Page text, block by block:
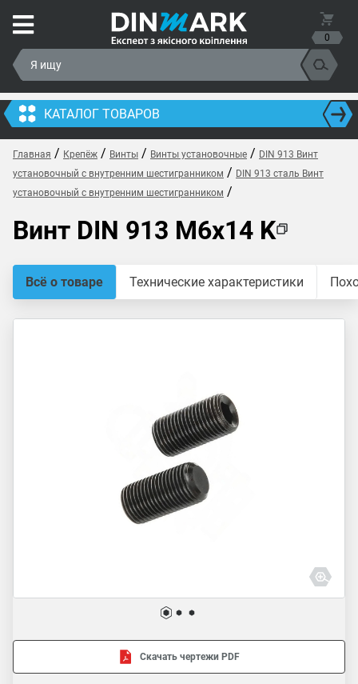
0
КАТАЛОГ ТОВАРОВ
Главная / Крепёж / Винты / Винты установочные / DIN 913 Винт
установочный с внутренним шестигранником / DIN 913 сталь Винт
установочный с внутренним шестигранником /
Винт DIN 913 M6x14 K
Всё о товаре Технические характеристики
Скачать чертежи PDF